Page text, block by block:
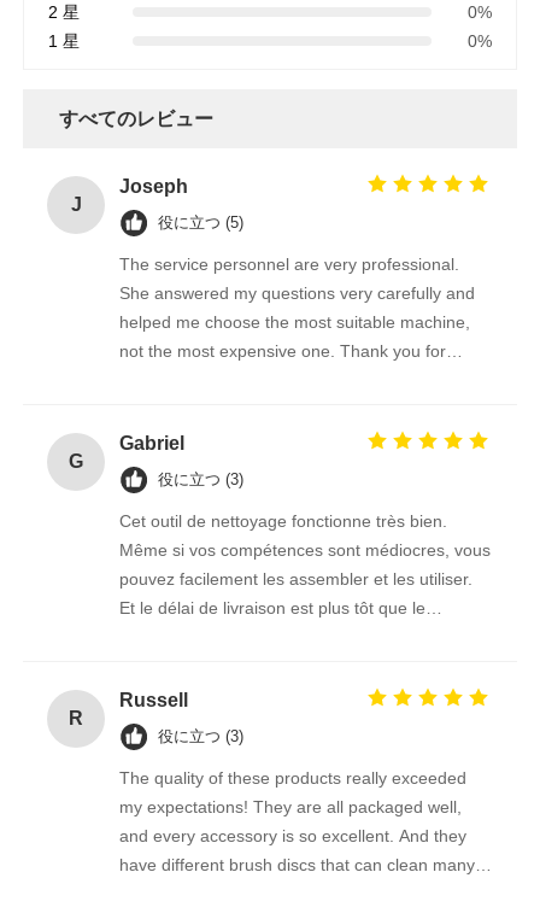
2 星
0%
1 星
0%
すべてのレビュー
J
Joseph
役に立つ (5)
The service personnel are very professional.
She answered my questions very carefully and
helped me choose the most suitable machine,
not the most expensive one. Thank you for
G
Gabriel
役に立つ (3)
Cet outil de nettoyage fonctionne très bien.
Même si vos compétences sont médiocres, vous
pouvez facilement les assembler et les utiliser.
Et le délai de livraison est plus tôt que le
R
Russell
役に立つ (3)
The quality of these products really exceeded
my expectations! They are all packaged well,
and every accessory is so excellent. And they
have different brush discs that can clean many